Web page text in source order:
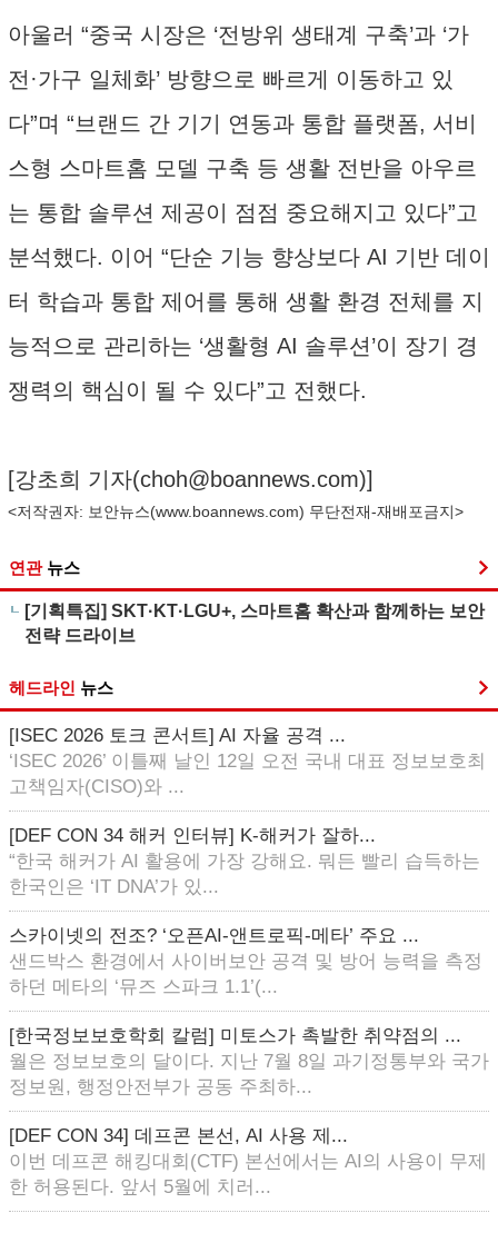
아울러 “중국 시장은 ‘전방위 생태계 구축’과 ‘가
전·가구 일체화’ 방향으로 빠르게 이동하고 있
다”며 “브랜드 간 기기 연동과 통합 플랫폼, 서비
스형 스마트홈 모델 구축 등 생활 전반을 아우르
는 통합 솔루션 제공이 점점 중요해지고 있다”고
분석했다. 이어 “단순 기능 향상보다 AI 기반 데이
터 학습과 통합 제어를 통해 생활 환경 전체를 지
능적으로 관리하는 ‘생활형 AI 솔루션’이 장기 경
쟁력의 핵심이 될 수 있다”고 전했다.
[강초희 기자(choh@boannews.com)]
<저작권자: 보안뉴스(www.boannews.com) 무단전재-재배포금지>
연관 뉴스
[기획특집] SKT·KT·LGU+, 스마트홈 확산과 함께하는 보안
전략 드라이브
헤드라인 뉴스
[ISEC 2026 토크 콘서트] AI 자율 공격 ...
‘ISEC 2026’ 이틀째 날인 12일 오전 국내 대표 정보보호최
고책임자(CISO)와 ...
[DEF CON 34 해커 인터뷰] K-해커가 잘하...
“한국 해커가 AI 활용에 가장 강해요. 뭐든 빨리 습득하는
한국인은 ‘IT DNA’가 있...
스카이넷의 전조? ‘오픈AI-앤트로픽-메타’ 주요 ...
샌드박스 환경에서 사이버보안 공격 및 방어 능력을 측정
하던 메타의 ‘뮤즈 스파크 1.1’(...
[한국정보보호학회 칼럼] 미토스가 촉발한 취약점의 ...
월은 정보보호의 달이다. 지난 7월 8일 과기정통부와 국가
정보원, 행정안전부가 공동 주최하...
[DEF CON 34] 데프콘 본선, AI 사용 제...
이번 데프콘 해킹대회(CTF) 본선에서는 AI의 사용이 무제
한 허용된다. 앞서 5월에 치러...